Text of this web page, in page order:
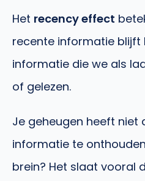
Het recency effect
recente informatie blijft
informatie die we als
of gelezen.
Je geheugen heeft
informatie te
brein? Het slaat vooral